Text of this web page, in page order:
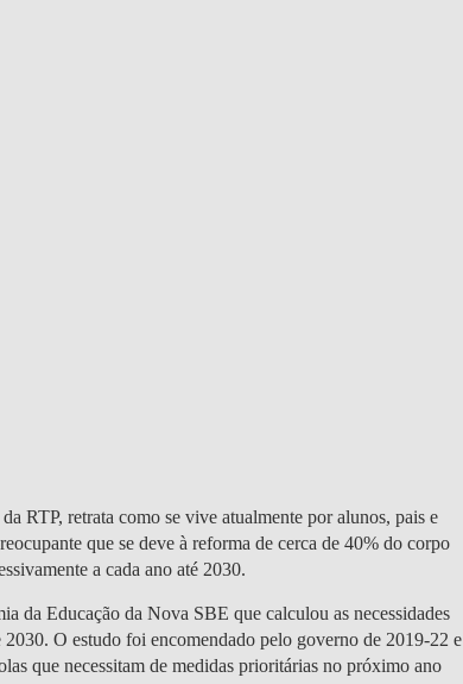
RTP, retrata como se vive atualmente por alunos, pais e
que se deve à reforma de cerca de 40% do corpo
a cada ano até 2030.
da Educação da Nova SBE que calculou as necessidades
O estudo foi encomendado pelo governo de 2019-22 e
que necessitam de medidas prioritárias no próximo ano